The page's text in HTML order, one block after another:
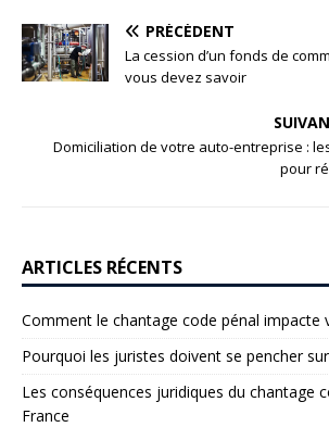
PRÉCÉDENT
La cession d’un fonds de
vous devez savoir
Domiciliation de votre auto-entreprise :
pour
ARTICLES RÉCENTS
Comment le chantage code pénal impacte
Pourquoi les juristes doivent se pencher
Les conséquences juridiques du chantage
France